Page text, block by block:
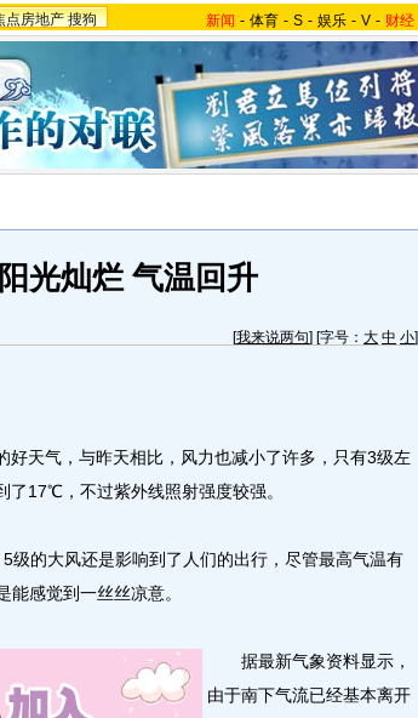
点房地产 搜狗 新闻 - 体育 - S - 娱乐 - V - 财经
光灿烂 气温回升
[我来说两句] [字号： 大 中 小]
天气，与昨天相比，风力也减小了许多，只有3级左
了17℃，不过紫外线照射强度较强。
的大风还是影响到了人们的出行，尽管最高气温有
感觉到一丝丝凉意。
据最新气象资料显示，
由于南下气流已经基本离开